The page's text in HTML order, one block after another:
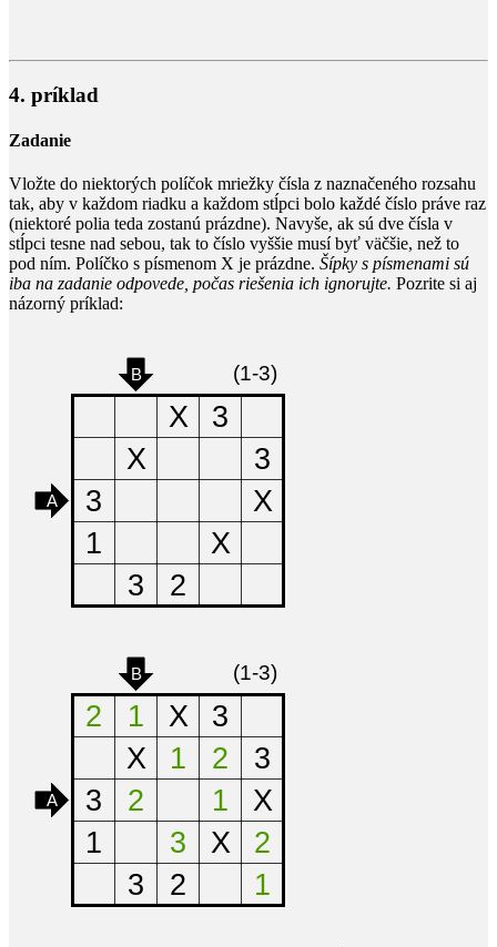
4. príklad
Zadanie
Vložte do niektorých políčok mriežky čísla z naznačeného rozsahu
tak, aby v každom riadku a každom stĺpci bolo každé číslo práve raz
(niektoré polia teda zostanú prázdne). Navyše, ak sú dve čísla v
stĺpci tesne nad sebou, tak to číslo vyššie musí byť väčšie, než to
pod ním. Políčko s písmenom X je prázdne. Šípky s písmenami sú
iba na zadanie odpovede, počas riešenia ich ignorujte. Pozrite si aj
názorný príklad: